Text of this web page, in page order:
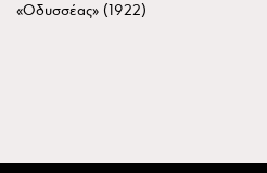
«Οδυσσέας» (1922)